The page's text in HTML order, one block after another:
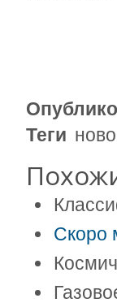
Теги
Скоро